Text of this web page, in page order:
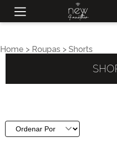
Home > Roupas > Shorts